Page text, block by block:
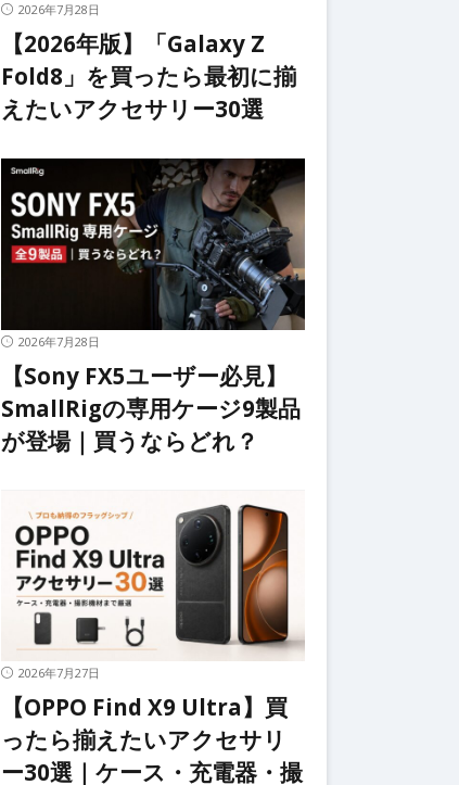
2026年7月28日
【2026年版】「Galaxy Z
Fold8」を買ったら最初に揃
えたいアクセサリー30選
2026年7月28日
【Sony FX5ユーザー必見】
SmallRigの専用ケージ9製品
が登場｜買うならどれ？
2026年7月27日
【OPPO Find X9 Ultra】買
ったら揃えたいアクセサリ
ー30選｜ケース・充電器・撮